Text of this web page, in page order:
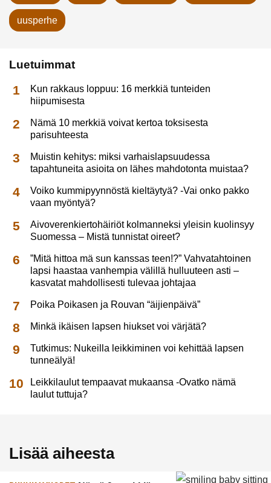
uusperhe
Luetuimmat
Kun rakkaus loppuu: 16 merkkiä tunteiden
hiipumisesta
Nämä 10 merkkiä voivat kertoa toksisesta
parisuhteesta
Muistin kehitys: miksi varhaislapsuudessa
tapahtuneita asioita on lähes mahdotonta muistaa?
Voiko kummipyynnöstä kieltäytyä? -Vai onko pakko
vaan myöntyä?
Aivoverenkiertohäiriöt kolmanneksi yleisin kuolinsyy
Suomessa – Mistä tunnistat oireet?
”Mitä hittoa mä sun kanssas teen!?” Vahvatahtoinen
lapsi haastaa vanhempia välillä hulluuteen asti –
kasvatat mahdollisesti tulevaa johtajaa
Poika Poikasen ja Rouvan “äijienpäivä”
Minkä ikäisen lapsen hiukset voi värjätä?
Tutkimus: Nukeilla leikkiminen voi kehittää lapsen
tunneälyä!
Leikkilaulut tempaavat mukaansa -Ovatko nämä
laulut tuttuja?
Lisää aiheesta